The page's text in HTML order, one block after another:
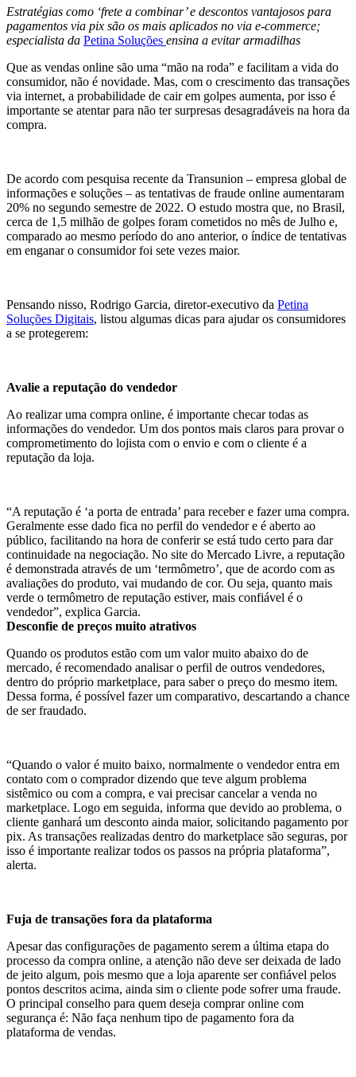
Estratégias como ‘frete a combinar’ e descontos vantajosos para
pagamentos via pix são os mais aplicados no via e-commerce;
especialista da Petina Soluções ensina a evitar armadilhas
Que as vendas online são uma “mão na roda” e facilitam a vida do
consumidor, não é novidade. Mas, com o crescimento das transações
via internet, a probabilidade de cair em golpes aumenta, por isso é
importante se atentar para não ter surpresas desagradáveis na hora da
compra.
De acordo com pesquisa recente da Transunion – empresa global de
informações e soluções – as tentativas de fraude online aumentaram
20% no segundo semestre de 2022. O estudo mostra que, no Brasil,
cerca de 1,5 milhão de golpes foram cometidos no mês de Julho e,
comparado ao mesmo período do ano anterior, o índice de tentativas
em enganar o consumidor foi sete vezes maior.
Pensando nisso, Rodrigo Garcia, diretor-executivo da Petina
Soluções Digitais, listou algumas dicas para ajudar os consumidores
a se protegerem:
Avalie a reputação do vendedor
Ao realizar uma compra online, é importante checar todas as
informações do vendedor. Um dos pontos mais claros para provar o
comprometimento do lojista com o envio e com o cliente é a
reputação da loja.
“A reputação é ‘a porta de entrada’ para receber e fazer uma compra.
Geralmente esse dado fica no perfil do vendedor e é aberto ao
público, facilitando na hora de conferir se está tudo certo para dar
continuidade na negociação. No site do Mercado Livre, a reputação
é demonstrada através de um ‘termômetro’, que de acordo com as
avaliações do produto, vai mudando de cor. Ou seja, quanto mais
verde o termômetro de reputação estiver, mais confiável é o
vendedor”, explica Garcia.
Desconfie de preços muito atrativos
Quando os produtos estão com um valor muito abaixo do de
mercado, é recomendado analisar o perfil de outros vendedores,
dentro do próprio marketplace, para saber o preço do mesmo item.
Dessa forma, é possível fazer um comparativo, descartando a chance
de ser fraudado.
“Quando o valor é muito baixo, normalmente o vendedor entra em
contato com o comprador dizendo que teve algum problema
sistêmico ou com a compra, e vai precisar cancelar a venda no
marketplace. Logo em seguida, informa que devido ao problema, o
cliente ganhará um desconto ainda maior, solicitando pagamento por
pix. As transações realizadas dentro do marketplace são seguras, por
isso é importante realizar todos os passos na própria plataforma”,
alerta.
Fuja de transações fora da plataforma
Apesar das configurações de pagamento serem a última etapa do
processo da compra online, a atenção não deve ser deixada de lado
de jeito algum, pois mesmo que a loja aparente ser confiável pelos
pontos descritos acima, ainda sim o cliente pode sofrer uma fraude.
O principal conselho para quem deseja comprar online com
segurança é: Não faça nenhum tipo de pagamento fora da
plataforma de vendas.